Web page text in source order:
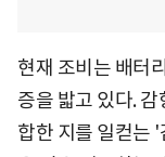
현재 조비는 배터
증을 밟고 있다.
합한 지를 일컫는